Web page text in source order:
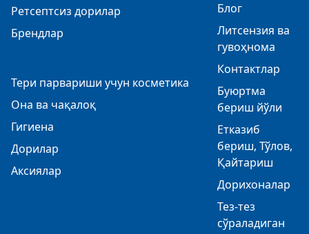
Ретсептсиз дорилар
Брендлар
Тери парвариши учун косметика
Она ва чақалоқ
Гигиена
Дорилар
Аксиялар
Блог
Литсензия ва
гувоҳнома
Контактлар
Буюртма
бериш йўли
Етказиб
бериш, Тўлов,
Қайтариш
Дорихоналар
Тез-тез
сўраладиган